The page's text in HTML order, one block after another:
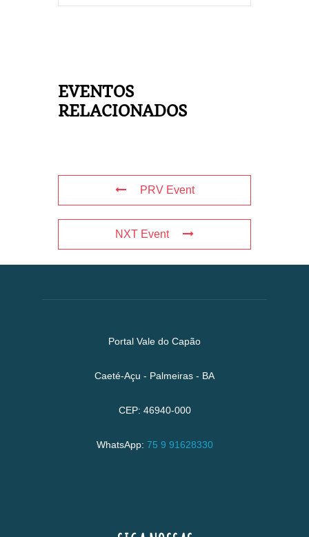
EVENTOS
RELACIONADOS
PRV Event
NXT Event
Portal Vale do Capão
Caeté-Açu - Palmeiras - BA
CEP: 46940-000
WhatsApp: 75 9 91628330